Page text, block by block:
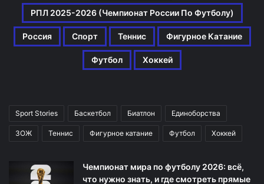
РПЛ 2025-2026 (Чемпионат России По Футболу)
Россия Спорт Теннис Фигурное Катание
Футбол Хоккей
Sport Stories Баскетбол Биатлон Единоборства
ЗОЖ Теннис Фигурное катание Футбол Хоккей
Чемпионат мира по футболу 2026: всё,
что нужно знать, и где смотреть прямые